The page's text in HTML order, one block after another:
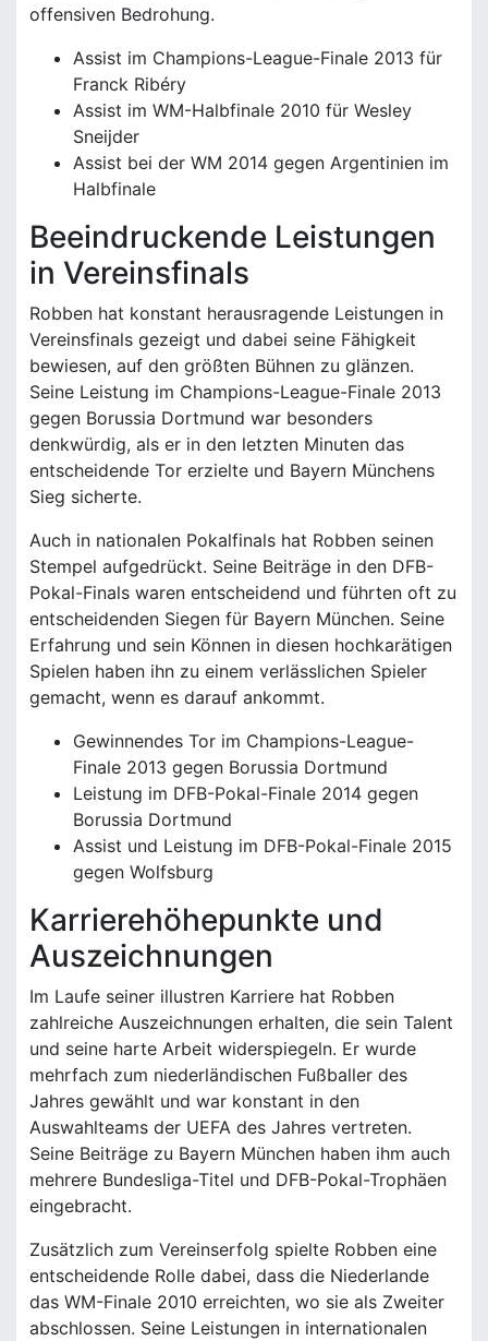
offensiven Bedrohung.
Assist im Champions-League-Finale 2013 für
Franck Ribéry
Assist im WM-Halbfinale 2010 für Wesley
Sneijder
Assist bei der WM 2014 gegen Argentinien im
Halbfinale
Beeindruckende Leistungen
in Vereinsfinals
Robben hat konstant herausragende Leistungen in
Vereinsfinals gezeigt und dabei seine Fähigkeit
bewiesen, auf den größten Bühnen zu glänzen.
Seine Leistung im Champions-League-Finale 2013
gegen Borussia Dortmund war besonders
denkwürdig, als er in den letzten Minuten das
entscheidende Tor erzielte und Bayern Münchens
Sieg sicherte.
Auch in nationalen Pokalfinals hat Robben seinen
Stempel aufgedrückt. Seine Beiträge in den DFB-
Pokal-Finals waren entscheidend und führten oft zu
entscheidenden Siegen für Bayern München. Seine
Erfahrung und sein Können in diesen hochkarätigen
Spielen haben ihn zu einem verlässlichen Spieler
gemacht, wenn es darauf ankommt.
Gewinnendes Tor im Champions-League-
Finale 2013 gegen Borussia Dortmund
Leistung im DFB-Pokal-Finale 2014 gegen
Borussia Dortmund
Assist und Leistung im DFB-Pokal-Finale 2015
gegen Wolfsburg
Karrierehöhepunkte und
Auszeichnungen
Im Laufe seiner illustren Karriere hat Robben
zahlreiche Auszeichnungen erhalten, die sein Talent
und seine harte Arbeit widerspiegeln. Er wurde
mehrfach zum niederländischen Fußballer des
Jahres gewählt und war konstant in den
Auswahlteams der UEFA des Jahres vertreten.
Seine Beiträge zu Bayern München haben ihm auch
mehrere Bundesliga-Titel und DFB-Pokal-Trophäen
eingebracht.
Zusätzlich zum Vereinserfolg spielte Robben eine
entscheidende Rolle dabei, dass die Niederlande
das WM-Finale 2010 erreichten, wo sie als Zweiter
abschlossen. Seine Leistungen in internationalen